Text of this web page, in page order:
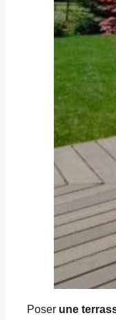
Poser une